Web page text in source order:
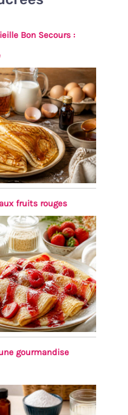
Bon Secours :
fruits rouges
gourmandise